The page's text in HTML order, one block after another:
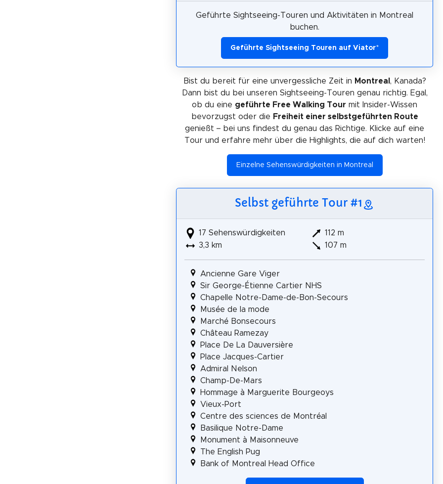
Geführte Sightseeing-Touren und Aktivitäten in Montreal
buchen.
Geführte Sightseeing Touren auf Viator*
Bist du bereit für eine unvergessliche Zeit in Montreal , Kanada?
Dann bist du bei unseren Sightseeing-Touren genau richtig. Egal,
ob du eine geführte Free Walking Tour mit Insider-Wissen
bevorzugst oder die Freiheit einer selbstgeführten Route
genießt – bei uns findest du genau das Richtige. Klicke auf eine
Tour und erfahre mehr über die Highlights, die auf dich warten!
Einzelne Sehenswürdigkeiten in Montreal
Selbst geführte Tour #1
17 Sehenswürdigkeiten
3,3 km
112 m
107 m
Ancienne Gare Viger
Sir George-Étienne Cartier NHS
Chapelle Notre-Dame-de-Bon-Secours
Musée de la mode
Marché Bonsecours
Château Ramezay
Place De La Dauversière
Place Jacques-Cartier
Admiral Nelson
Champ-De-Mars
Hommage à Marguerite Bourgeoys
Vieux-Port
Centre des sciences de Montréal
Basilique Notre-Dame
Monument à Maisonneuve
The English Pug
Bank of Montreal Head Office